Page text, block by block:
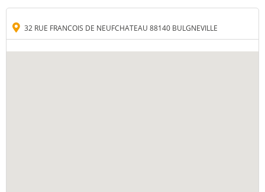
32 RUE FRANCOIS DE NEUFCHATEAU 88140 BULGNEVILLE